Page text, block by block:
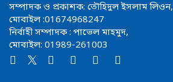
সম্পাদক ও প্রকাশক: তৌহিদুল ইসলাম লিওন,
মোবাইল :01674968247
নির্বাহী সম্পাদক : পাভেল মাহমুদ,
মোবাইল: 01989-261003